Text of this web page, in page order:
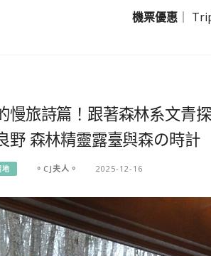
機票優惠｜
慢旅詩篇！跟著森林系文青
野 森林精靈露臺與森の時計
地 。CJ夫人。 2025-12-16